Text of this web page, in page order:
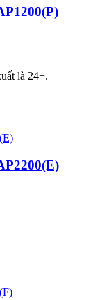
là 24+.